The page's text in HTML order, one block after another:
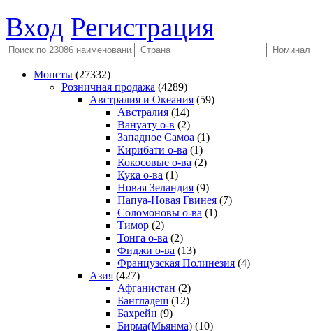
Вход Регистрация
Монеты (27332)
Розничная продажа (4289)
Австралия и Океания (59)
Австралия (14)
Вануату о-в (2)
Западное Самоа (1)
Кирибати о-ва (1)
Кокосовые о-ва (2)
Кука о-ва (1)
Новая Зеландия (9)
Папуа-Новая Гвинея (7)
Соломоновы о-ва (1)
Тимор (2)
Тонга о-ва (2)
Фиджи о-ва (13)
Французская Полинезия (4)
Азия (427)
Афганистан (2)
Бангладеш (12)
Бахрейн (9)
Бирма(Мьянма) (10)